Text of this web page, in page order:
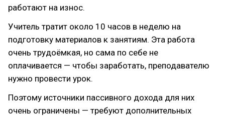
работают на износ.
Учитель тратит около 10 часов в неделю на
подготовку материалов к занятиям. Эта работа
очень трудоёмкая, но сама по себе не
оплачивается — чтобы заработать, преподавателю
нужно провести урок.
Поэтому источники пассивного дохода для них
очень ограничены — требуют дополнительных